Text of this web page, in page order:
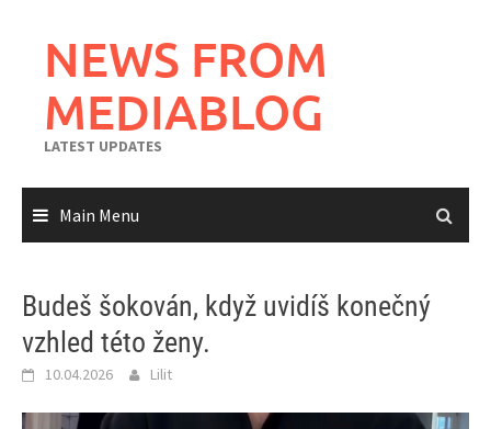
contentNEWS FROM
MEDIABLOG
LATEST UPDATES
Main Menu
Budeš šokován, když uvidíš konečný
vzhled této ženy.
10.04.2026 Lilit